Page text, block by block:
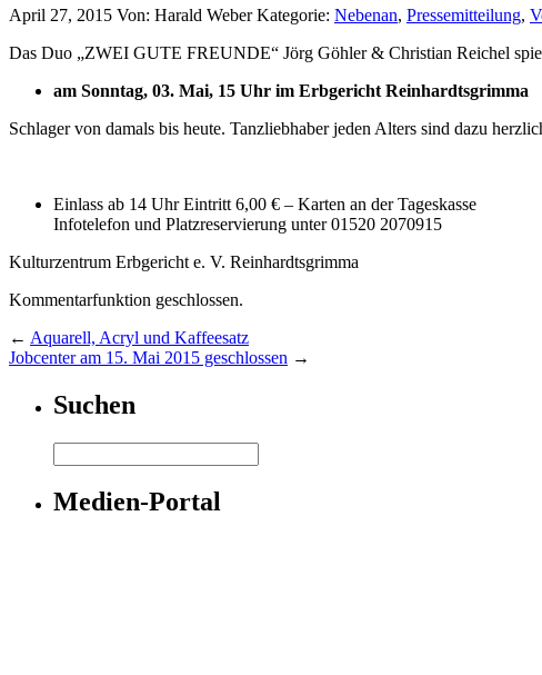
April 27, 2015 Von: Harald WeberKategorie: Nebenan, Pressemitteilung,
Das Duo „ZWEI GUTE FREUNDE“ Jörg Göhler & Christian Reichel
am Sonntag, 03. Mai, 15 Uhr im Erbgericht Reinhardtsgrimma
Schlager von damals bis heute. Tanzliebhaber jeden Alters sind dazu
Einlass ab 14 Uhr Eintritt 6,00 € – Karten an der Tageskasse
Infotelefon und Platzreservierung unter 01520 2070915
Kulturzentrum Erbgericht e. V. Reinhardtsgrimma
Kommentarfunktion geschlossen.
← Aquarell, Acryl und Kaffeesatz
Jobcenter am 15. Mai 2015 geschlossen →
Suchen
Medien-Portal